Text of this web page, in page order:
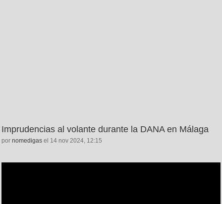
Imprudencias al volante durante la DANA en Málaga
por nomedigas el 14 nov 2024, 12:15